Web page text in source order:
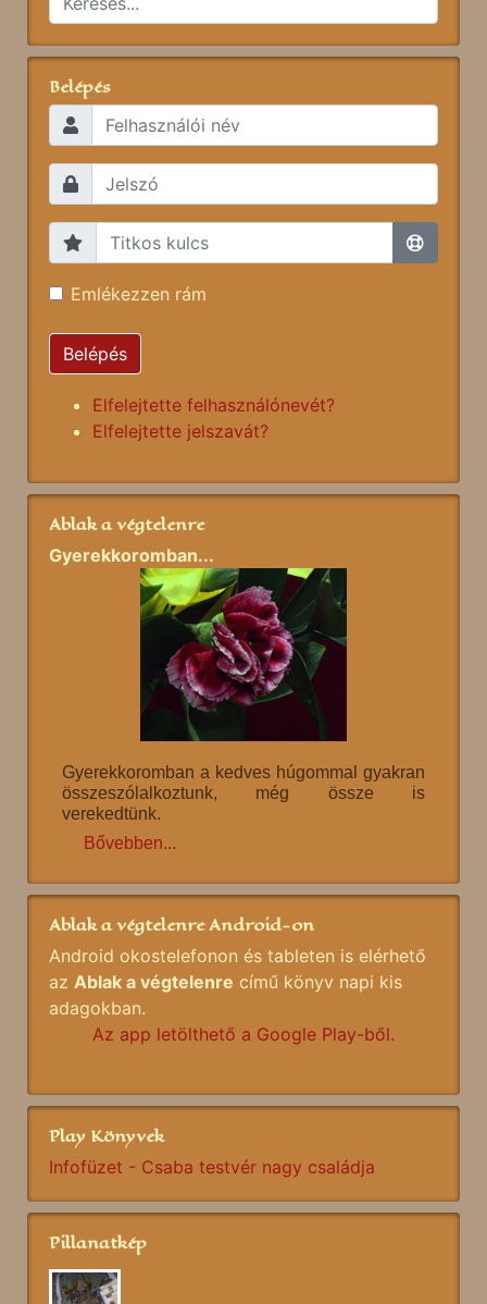
Belépés
Emlékezzen rám
Belépés
Elfelejtette felhasználónevét?
Elfelejtette jelszavát?
Ablak a végtelenre
Gyerekkoromban...
Gyerekkoromban a kedves húgommal gyakran
összeszólalkoztunk, még össze is
verekedtünk.
Bővebben...
Ablak a végtelenre Android-on
Android okostelefonon és tableten is elérhető
az Ablak a végtelenre című könyv napi kis
adagokban.
Az app letölthető a Google Play-ből.
Play Könyvek
Infofüzet - Csaba testvér nagy családja
Pillanatkép